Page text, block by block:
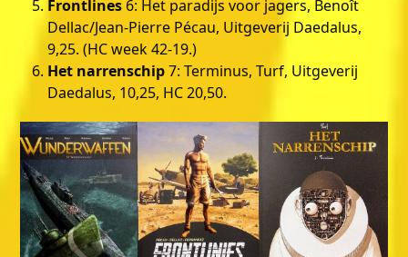
Frontlines 6: Het paradijs voor jagers, Benoît
Dellac/Jean-Pierre Pécau, Uitgeverij Daedalus,
9,25. (HC week 42-19.)
Het narrenschip7: Terminus, Turf, Uitgeverij
Daedalus, 10,25, HC 20,50.